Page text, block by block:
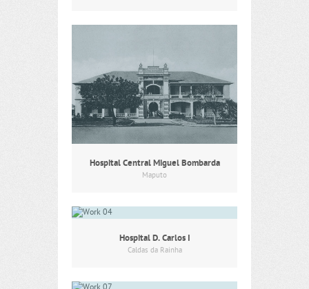
Hospital Central Miguel Bombarda
Maputo
Hospital D. Carlos I
Caldas da Rainha